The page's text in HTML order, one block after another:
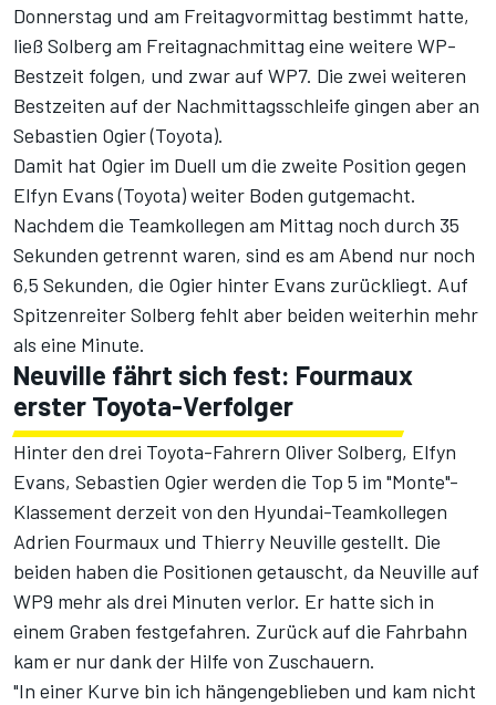
Donnerstag und am Freitagvormittag bestimmt hatte,
ließ Solberg am Freitagnachmittag eine weitere WP-
Bestzeit folgen, und zwar auf WP7. Die zwei weiteren
Bestzeiten auf der Nachmittagsschleife gingen aber an
Sebastien Ogier (Toyota).
Damit hat Ogier im Duell um die zweite Position gegen
Elfyn Evans (Toyota) weiter Boden gutgemacht.
Nachdem die Teamkollegen am Mittag noch durch 35
Sekunden getrennt waren, sind es am Abend nur noch
6,5 Sekunden, die Ogier hinter Evans zurückliegt. Auf
Spitzenreiter Solberg fehlt aber beiden weiterhin mehr
als eine Minute.
Neuville fährt sich fest: Fourmaux
erster Toyota-Verfolger
Hinter den drei Toyota-Fahrern Oliver Solberg, Elfyn
Evans, Sebastien Ogier werden die Top 5 im "Monte"-
Klassement derzeit von den Hyundai-Teamkollegen
Adrien Fourmaux und Thierry Neuville gestellt. Die
beiden haben die Positionen getauscht, da Neuville auf
WP9 mehr als drei Minuten verlor. Er hatte sich in
einem Graben festgefahren. Zurück auf die Fahrbahn
kam er nur dank der Hilfe von Zuschauern.
"In einer Kurve bin ich hängengeblieben und kam nicht